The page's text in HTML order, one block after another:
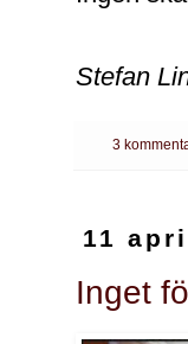
Stefan
3
11
Inget